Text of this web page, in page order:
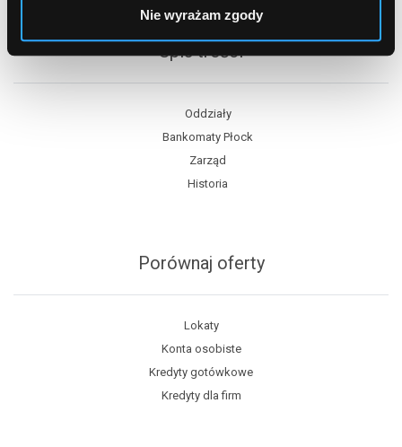
Nie wyrażam zgody
Spis treści
Oddziały
Bankomaty Płock
Zarząd
Historia
Porównaj oferty
Lokaty
Konta osobiste
Kredyty gotówkowe
Kredyty dla firm